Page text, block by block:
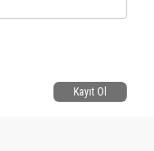
Kayıt Ol